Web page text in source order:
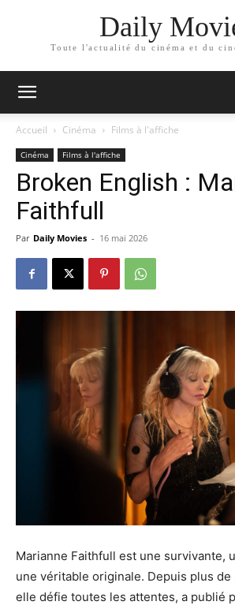
Daily
Toute l'actualité du cinéma et du
Accueil Cinéma Films à l'affiche
Cinéma Films à l'affiche
Broken English :
Faithfull
Par Daily Movies - 16 mai 2026
Marianne Faithfull est une survivante,
une véritable originale. Depuis plus de
elle défie toutes les attentes, a publié